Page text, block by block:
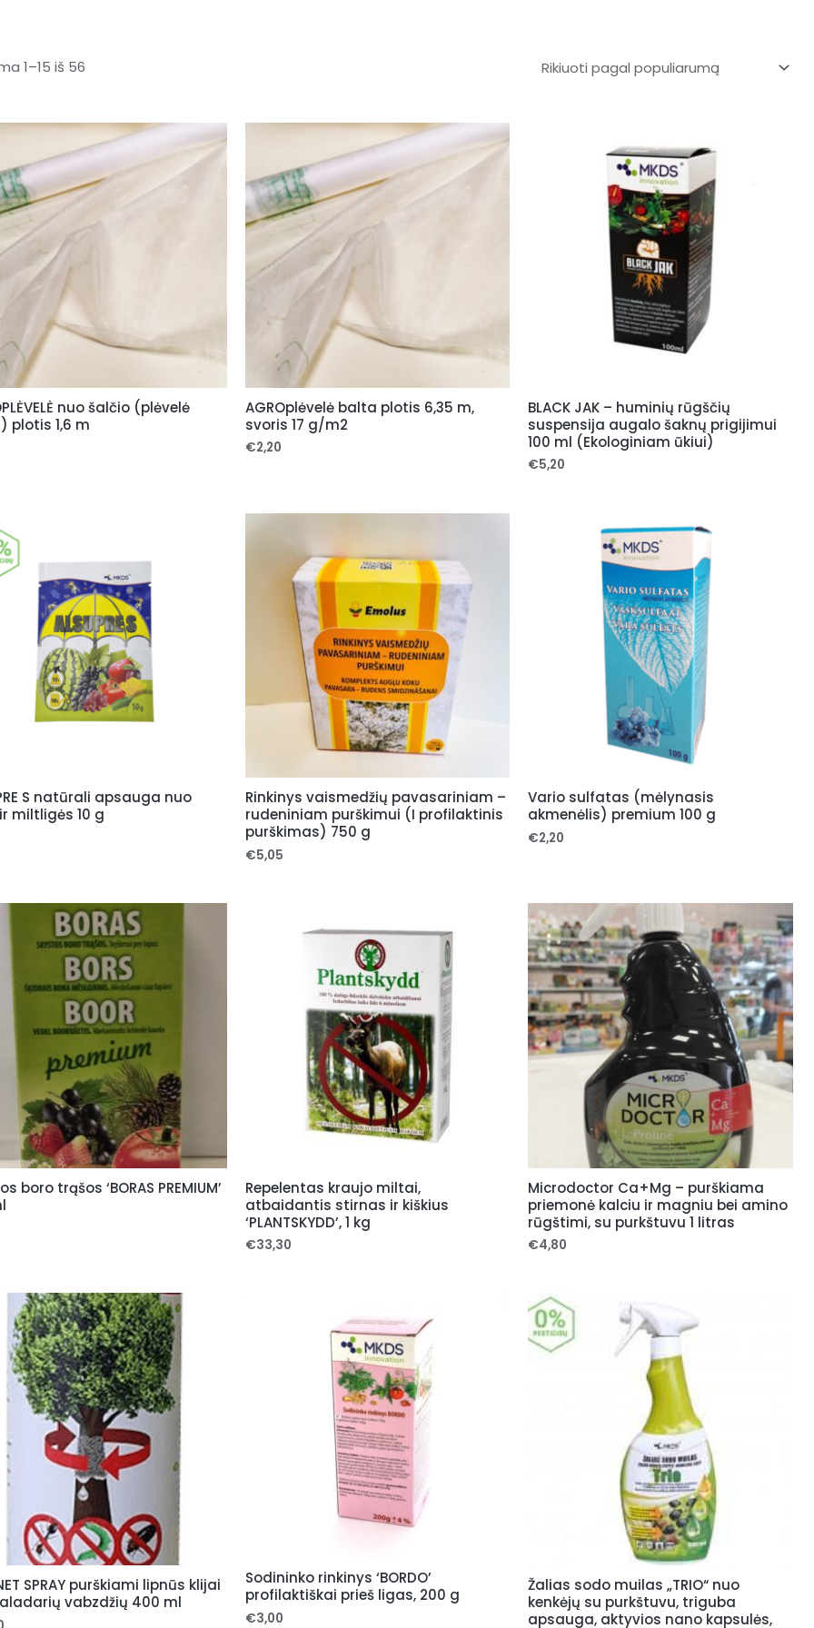
1–15 iš 56
nuo šalčio (plėvelė
plotis 1,6 m
AGROplėvelė balta plotis 6,35 m,
svoris 17 g/m2
€2,20
BLACK JAK – huminių rūgščių
suspensija augalo šaknų prigijimui
100 ml (Ekologiniam ūkiui)
€5,20
S natūrali apsauga nuo
miltligės 10 g
Rinkinys vaismedžių pavasariniam –
rudeniniam purškimui (I profilaktinis
purškimas) 750 g
€5,05
Vario sulfatas (mėlynasis
akmenėlis) premium 100 g
€2,20
boro trąšos ‘BORAS PREMIUM’
Repelentas kraujo miltai,
atbaidantis stirnas ir kiškius
‘PLANTSKYDD’, 1 kg
€33,30
Microdoctor Ca+Mg – purškiama
priemonė kalciu ir magniu bei amino
rūgštimi, su purkštuvu 1 litras
€4,80
SPRAY purškiami lipnūs klijai
vabzdžių 400 ml
Sodininko rinkinys ‘BORDO’
profilaktiškai prieš ligas, 200 g
€3,00
Žalias sodo muilas „TRIO“ nuo
kenkėjų su purkštuvu, triguba
apsauga, aktyvios nano kapsulės,